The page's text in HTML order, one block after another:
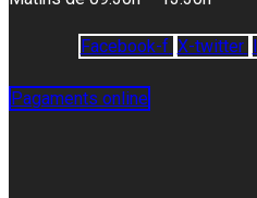
Facebook-f X-twitter
Pagaments online